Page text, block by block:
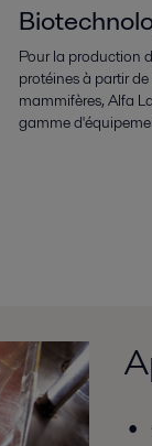
Pour la production
protéines à partir
mammifères, Alfa
gamme